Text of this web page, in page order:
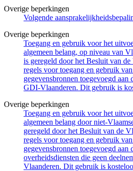
Overige beperkingen
Volgende
Overige beperkingen
Toegang en gebruik voor het
algemeen belang, op niveau van
is geregeld door het Besluit van
regels voor toegang en gebruik
gegevensbronnen toegevoegd
GDI-Vlaanderen. Dit gebruik is
Overige beperkingen
Toegang en gebruik voor het
algemeen belang door niet-
geregeld door het Besluit van de
regels voor toegang en gebruik
gegevensbronnen toegevoegd
overheidsdiensten die geen
Vlaanderen. Dit gebruik is